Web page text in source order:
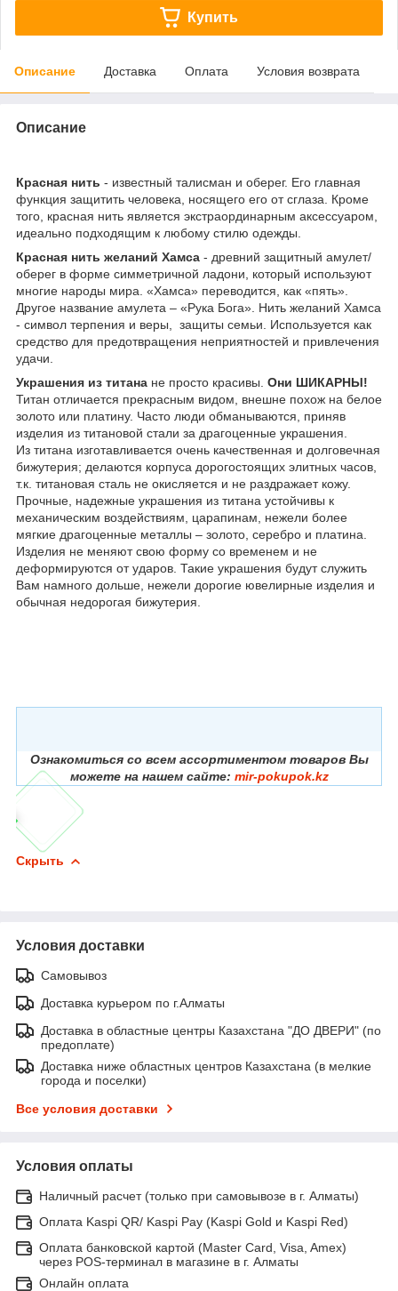
Купить
Описание Доставка Оплата Условия возврата
Описание
Красная нить - известный талисман и оберег. Его главная
функция защитить человека, носящего его от сглаза. Кроме
того, красная нить является экстраординарным аксессуаром,
идеально подходящим к любому стилю одежды.
Красная нить желаний Хамса - древний защитный амулет/
оберег в форме симметричной ладони, который используют
многие народы мира. «Хамса» переводится, как «пять».
Другое название амулета – «Рука Бога». Нить желаний Хамса
- символ терпения и веры, защиты семьи. Используется как
средство для предотвращения неприятностей и привлечения
удачи.
Украшения из титана не просто красивы. Они ШИКАРНЫ!
Титан отличается прекрасным видом, внешне похож на белое
золото или платину. Часто люди обманываются, приняв
изделия из титановой стали за драгоценные украшения.
Из титана изготавливается очень качественная и долговечная
бижутерия; делаются корпуса дорогостоящих элитных часов,
т.к. титановая сталь не окисляется и не раздражает кожу.
Прочные, надежные украшения из титана устойчивы к
механическим воздействиям, царапинам, нежели более
мягкие драгоценные металлы – золото, серебро и платина.
Изделия не меняют свою форму со временем и не
деформируются от ударов. Такие украшения будут служить
Вам намного дольше, нежели дорогие ювелирные изделия и
обычная недорогая бижутерия.
Ознакомиться со всем ассортиментом товаров Вы
можете на нашем сайте: mir-pokupok.kz
Скрыть
Условия доставки
Самовывоз
Доставка курьером по г.Алматы
Доставка в областные центры Казахстана "ДО ДВЕРИ" (по
предоплате)
Доставка ниже областных центров Казахстана (в мелкие
города и поселки)
Все условия доставки
Условия оплаты
Наличный расчет (только при самовывозе в г. Алматы)
Оплата Kaspi QR/ Kaspi Pay (Kaspi Gold и Kaspi Red)
Оплата банковской картой (Master Card, Visa, Amex)
через POS-терминал в магазине в г. Алматы
Онлайн оплата